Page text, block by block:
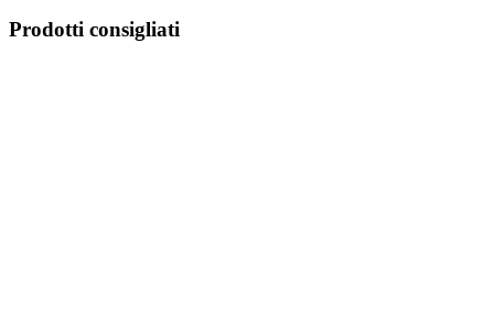
Prodotti consigliati